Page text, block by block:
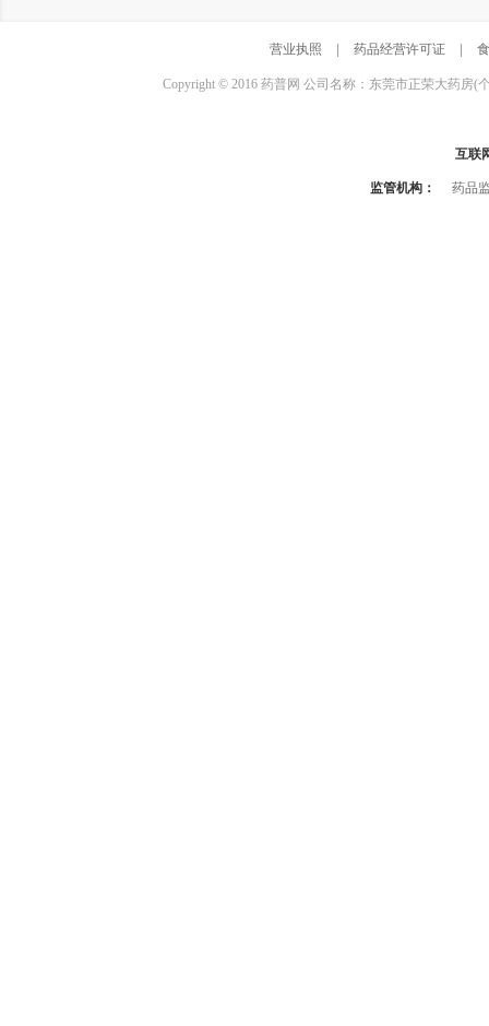
营业执照 药品经营许可证
Copyright © 2016 药普网 公司名称：东莞市正荣大药房(
互联
监管机构： 药品